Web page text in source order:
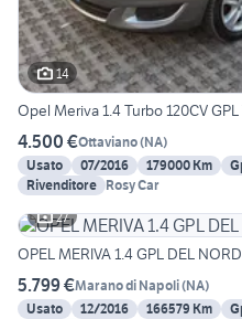
14
Opel Meriva 1.4 Turbo 120CV
4.500 €Ottaviano(NA)
Usato
07/2016 179000 Km
Rivenditore Rosy Car
27
OPEL MERIVA 1.4 GPL DEL
5.799 €Marano di Napoli(NA)
Usato
12/2016 166579 Km